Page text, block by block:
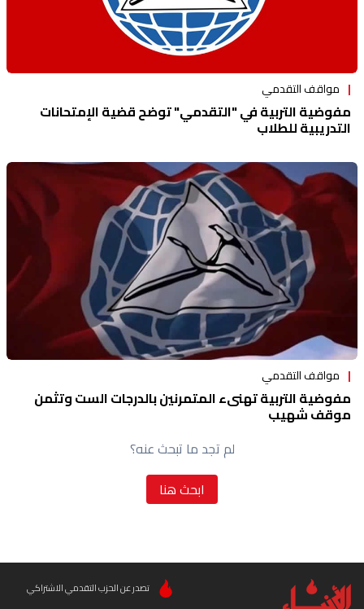
مواقف التقدمي
مفوضية التربية في "التقدمي" توضح قضية الإمتحانات
التدريبية للطلاب
مواقف التقدمي
مفوضية التربية تهنىء المتمرنين بالدرجات الست وتثمن
موقف شهيب
لم تجد ما تبحث عنه؟
ابحث هنا
تصدر عن الحزب التقدمي الاشتراكي